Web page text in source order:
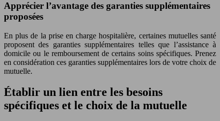
Apprécier l’avantage des garanties supplémentaires
proposées
En plus de la prise en charge hospitalière, certaines mutuelles santé
proposent des garanties supplémentaires telles que l’assistance à
domicile ou le remboursement de certains soins spécifiques. Prenez
en considération ces garanties supplémentaires lors de votre choix de
mutuelle.
Établir un lien entre les besoins
spécifiques et le choix de la mutuelle